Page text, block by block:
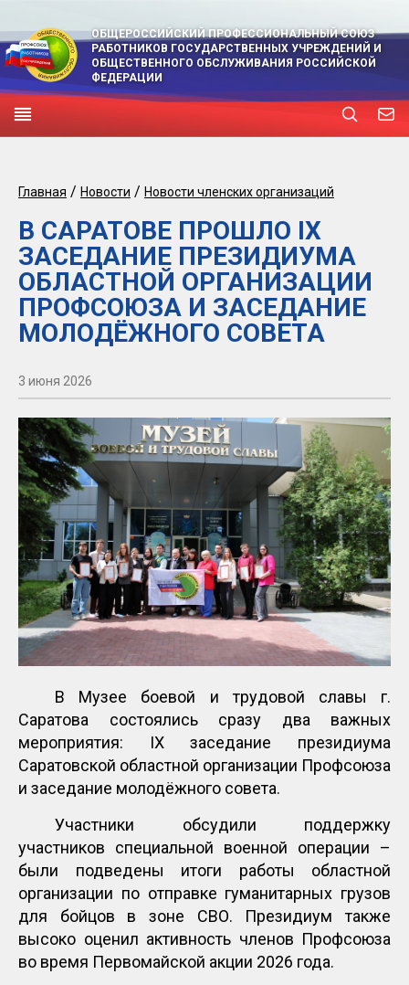
ОБЩЕРОССИЙСКИЙ ПРОФЕССИОНАЛЬНЫЙ СОЮЗ
РАБОТНИКОВ ГОСУДАРСТВЕННЫХ УЧРЕЖДЕНИЙ И
ОБЩЕСТВЕННОГО ОБСЛУЖИВАНИЯ РОССИЙСКОЙ
ФЕДЕРАЦИИ
Главная / Новости / Новости членских организаций
В САРАТОВЕ ПРОШЛО IX
ЗАСЕДАНИЕ ПРЕЗИДИУМА
ОБЛАСТНОЙ ОРГАНИЗАЦИИ
ПРОФСОЮЗА И ЗАСЕДАНИЕ
МОЛОДЁЖНОГО СОВЕТА
3 июня 2026
В Музее боевой и трудовой славы г.
Саратова состоялись сразу два важных
мероприятия: IX заседание президиума
Саратовской областной организации Профсоюза
и заседание молодёжного совета.
Участники обсудили поддержку
участников специальной военной операции –
были подведены итоги работы областной
организации по отправке гуманитарных грузов
для бойцов в зоне СВО. Президиум также
высоко оценил активность членов Профсоюза
во время Первомайской акции 2026 года.